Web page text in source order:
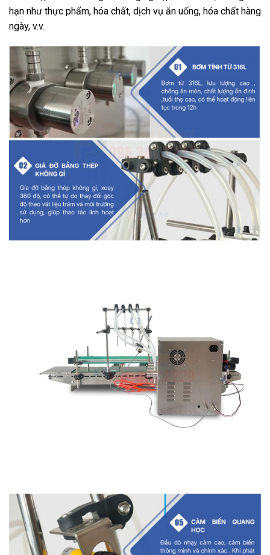
hạn như thực phẩm, hóa chất, dịch vụ ăn uống, hóa chất hàng
ngày, v.v.